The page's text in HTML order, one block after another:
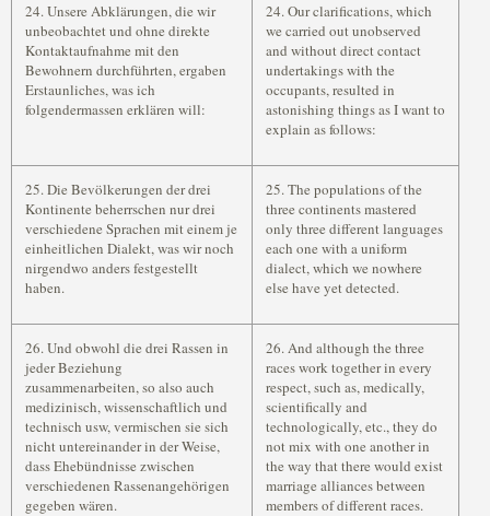
24. Unsere Abklärungen, die wir
unbeobachtet und ohne direkte
Kontaktaufnahme mit den
Bewohnern durchführten, ergaben
Erstaunliches, was ich
folgendermassen erklären will:
24. Our clarifications, which
we carried out unobserved
and without direct contact
undertakings with the
occupants, resulted in
astonishing things as I want to
explain as follows:
25. Die Bevölkerungen der drei
Kontinente beherrschen nur drei
verschiedene Sprachen mit einem je
einheitlichen Dialekt, was wir noch
nirgendwo anders festgestellt
haben.
25. The populations of the
three continents mastered
only three different languages
each one with a uniform
dialect, which we nowhere
else have yet detected.
26. Und obwohl die drei Rassen in
jeder Beziehung
zusammenarbeiten, so also auch
medizinisch, wissenschaftlich und
technisch usw, vermischen sie sich
nicht untereinander in der Weise,
dass Ehebündnisse zwischen
verschiedenen Rassenangehörigen
gegeben wären.
26. And although the three
races work together in every
respect, such as, medically,
scientifically and
technologically, etc., they do
not mix with one another in
the way that there would exist
marriage alliances between
members of different races.